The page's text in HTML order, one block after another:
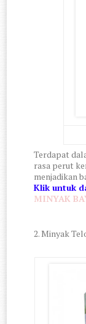
Terdapat
rasa perut
menjadikan
Klik untuk
MINYAK
2. Minyak